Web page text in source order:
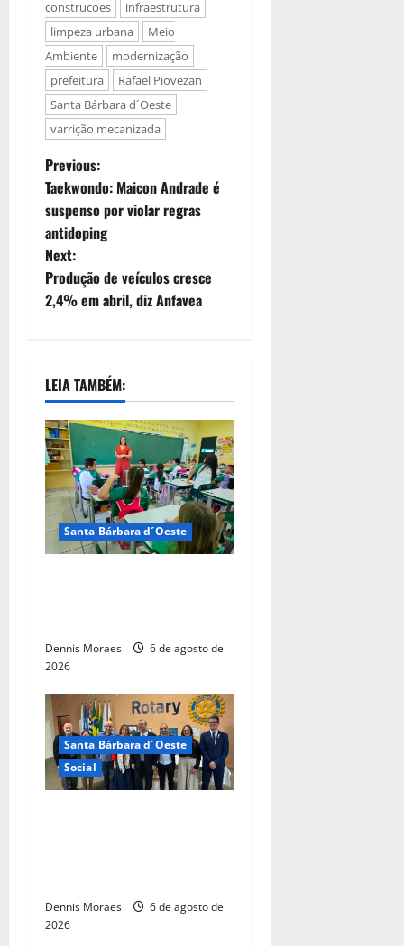
construcoes
infraestrutura
limpeza urbana
Meio
Ambiente
modernização
prefeitura
Rafael Piovezan
Santa Bárbara d´Oeste
varrição mecanizada
Previous:
Taekwondo: Maicon Andrade é
suspenso por violar regras
antidoping
Next:
Produção de veículos cresce
2,4% em abril, diz Anfavea
LEIA TAMBÉM:
Santa Bárbara d´Oeste
Dennis Moraes
6 de agosto de
2026
Santa Bárbara d´Oeste
Social
Dennis Moraes
6 de agosto de
2026